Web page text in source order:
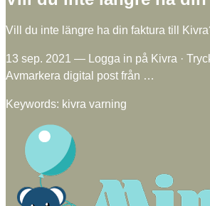
Vill du inte längre ha din faktura till
13 sep. 2021 — Logga in på Kivra ·
Avmarkera digital post från …
Keywords: kivra varning